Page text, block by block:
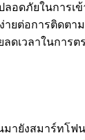
ดภัยในการเข้
ายต่อการติ
เวลาในการ
มายังสมาร์ทโ